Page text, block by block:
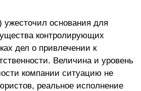
основания для
контролирующих
дел о привлечении к
Величина и уровень
компании ситуацию не
реальное исполнение